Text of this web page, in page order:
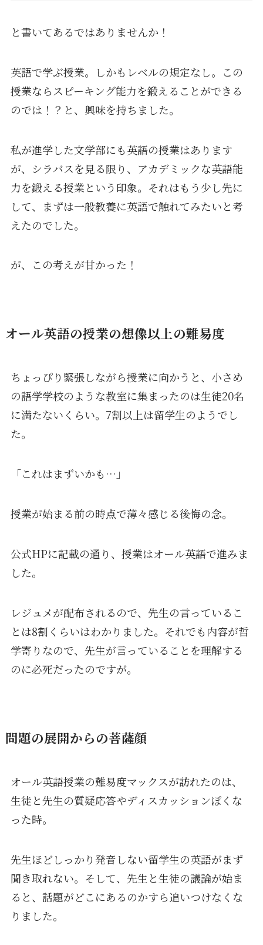
と書いてあるではありませんか！
英語で学ぶ授業。しかもレベルの規定なし。この
授業ならスピーキング能力を鍛えることができる
のでは！？と、興味を持ちました。
私が進学した文学部にも英語の授業はあります
が、シラバスを見る限り、アカデミックな英語能
力を鍛える授業という印象。それはもう少し先に
して、まずは一般教養に英語で触れてみたいと考
えたのでした。
が、この考えが甘かった！
オール英語の授業の想像以上の難易度
ちょっぴり緊張しながら授業に向かうと、小さめ
の語学学校のような教室に集まったのは生徒20名
に満たないくらい。7割以上は留学生のようでし
た。
「これはまずいかも…」
授業が始まる前の時点で薄々感じる後悔の念。
公式HPに記載の通り、授業はオール英語で進みま
した。
レジュメが配布されるので、先生の言っているこ
とは8割くらいはわかりました。それでも内容が哲
学寄りなので、先生が言っていることを理解する
のに必死だったのですが。
問題の展開からの菩薩顔
オール英語授業の難易度マックスが訪れたのは、
生徒と先生の質疑応答やディスカッションぽくな
った時。
先生ほどしっかり発音しない留学生の英語がまず
聞き取れない。そして、先生と生徒の議論が始ま
ると、話題がどこにあるのかすら追いつけなくな
りました。